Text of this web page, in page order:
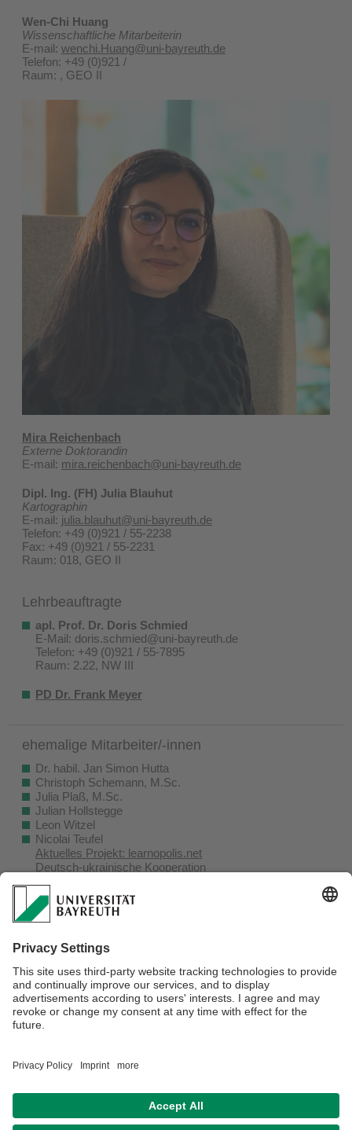
Wen-Chi Huang
Wissenschaftliche Mitarbeiterin
E-mail: wenchi.Huang@uni-bayreuth.de
Telefon: +49 (0)921 /
Raum: , GEO II
Mira Reichenbach
Externe Doktorandin
E-mail: mira.reichenbach@uni-bayreuth.de
Dipl. Ing. (FH) Julia Blauhut
Kartographin
E-mail: julia.blauhut@uni-bayreuth.de
Telefon: +49 (0)921 / 55-2238
Fax: +49 (0)921 / 55-2231
Raum: 018, GEO II
Lehrbeauftragte
apl. Prof. Dr. Doris Schmied
E-Mail: doris.schmied@uni-bayreuth.de
Telefon: +49 (0)921 / 55-7895
Raum: 2.22, NW III
PD Dr. Frank Meyer
ehemalige Mitarbeiter/-innen
Dr. habil. Jan Simon Hutta
Christoph Schemann, M.Sc.
Julia Plaß, M.Sc.
Julian Hollstegge
Leon Witzel
Nicolai Teufel
Aktuelles Projekt: learnopolis.net
Deutsch-ukrainische Kooperation
ehemalige Lehrstuhlleitung
ländlichen Raumes (Prof. Dr. Herbert Popp)